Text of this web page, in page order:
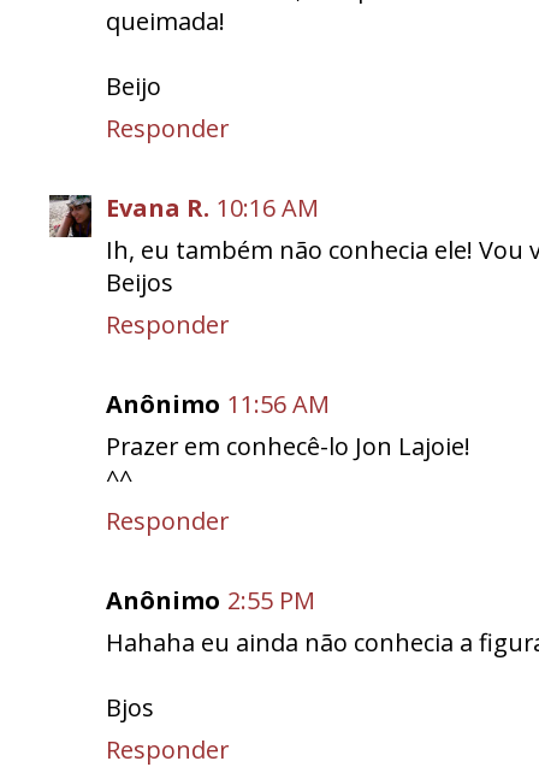
queimada!
Beijo
Responder
Evana R. 10:16 AM
Ih, eu também não conhecia ele! Vou
Beijos
Responder
Anônimo 11:56 AM
Prazer em conhecê-lo Jon Lajoie!
^^
Responder
Anônimo 2:55 PM
Hahaha eu ainda não conhecia a
Bjos
Responder